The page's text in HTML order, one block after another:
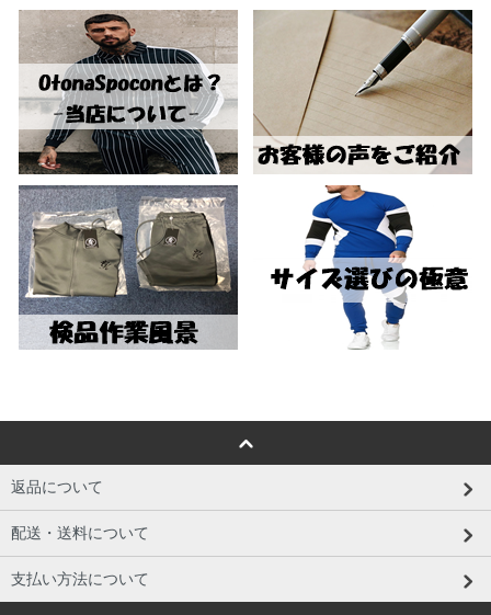
返品について
配送・送料について
支払い方法について